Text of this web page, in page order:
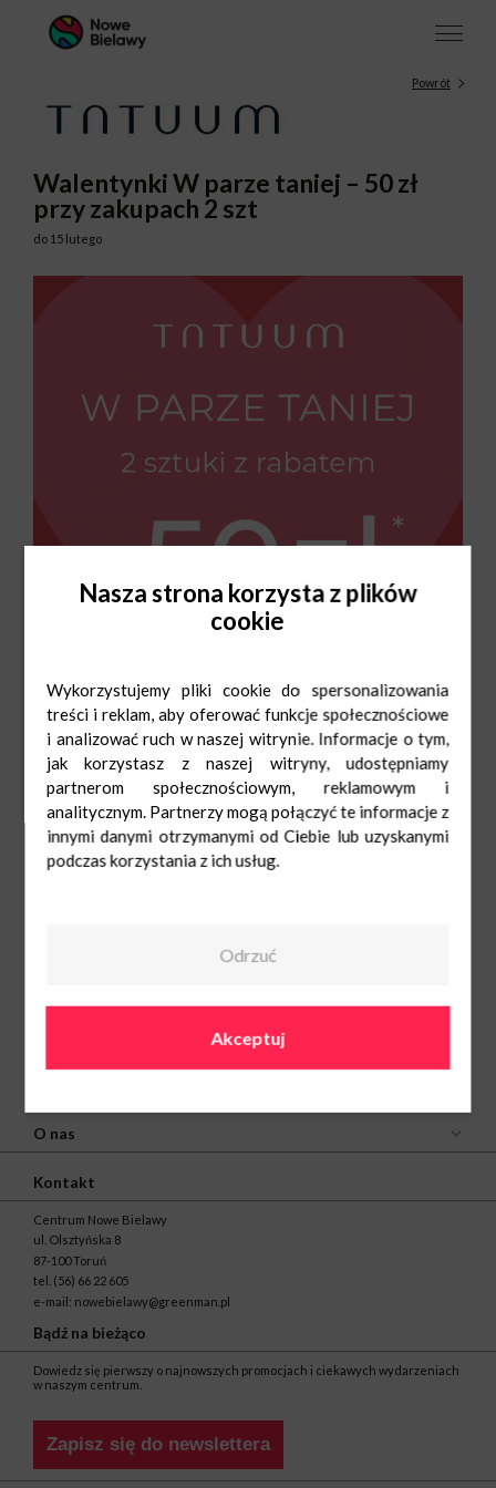
Powrót
Walentynki W parze taniej – 50 zł
przy zakupach 2 szt
do 15 lutego
Tatuum
693211503
O nas
Kontakt
Centrum Nowe Bielawy
ul. Olsztyńska 8
87-100 Toruń
tel. (56) 66 22 605
e-mail: nowebielawy@greenman.pl
Bądź na bieżąco
Dowiedz się pierwszy o najnowszych promocjach i ciekawych wydarzeniach
w naszym centrum.
Zapisz się do newslettera
Nasza strona korzysta z plików
cookie
Wykorzystujemy pliki cookie do spersonalizowania
treści i reklam, aby oferować funkcje społecznościowe
i analizować ruch w naszej witrynie. Informacje o tym,
jak korzystasz z naszej witryny, udostępniamy
partnerom społecznościowym, reklamowym i
analitycznym. Partnerzy mogą połączyć te informacje z
innymi danymi otrzymanymi od Ciebie lub uzyskanymi
podczas korzystania z ich usług.
Odrzuć
Akceptuj